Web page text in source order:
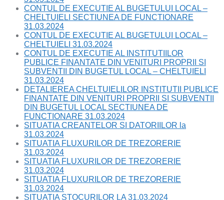
CONTUL DE EXECUTIE AL BUGETULUI LOCAL –
CHELTUIELI SECTIUNEA DE FUNCTIONARE
31.03.2024
CONTUL DE EXECUTIE AL BUGETULUI LOCAL –
CHELTUIELI 31.03.2024
CONTUL DE EXECUTIE AL INSTITUTIILOR
PUBLICE FINANTATE DIN VENITURI PROPRII SI
SUBVENTII DIN BUGETUL LOCAL – CHELTUIELI
31.03.2024
DETALIEREA CHELTUIELILOR INSTITUTII PUBLICE
FINANTATE DIN VENITURI PROPRII SI SUBVENTII
DIN BUGETUL LOCAL SECTIUNEA DE
FUNCTIONARE 31.03.2024
SITUATIA CREANTELOR SI DATORIILOR la
31.03.2024
SITUATIA FLUXURILOR DE TREZORERIE
31.03.2024
SITUATIA FLUXURILOR DE TREZORERIE
31.03.2024
SITUATIA FLUXURILOR DE TREZORERIE
31.03.2024
SITUATIA STOCURILOR LA 31.03.2024